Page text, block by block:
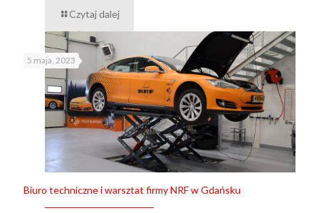
Czytaj dalej
5 maja, 2023
Biuro techniczne i warsztat firmy NRF w Gdańsku